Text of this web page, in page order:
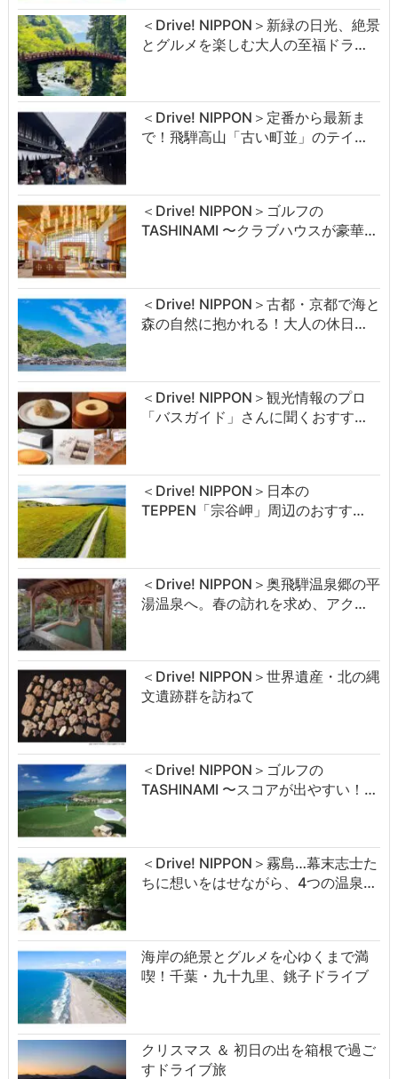
＜Drive! NIPPON＞新緑の日光、絶景
とグルメを楽しむ大人の至福ドラ…
＜Drive! NIPPON＞定番から最新ま
で！飛騨高山「古い町並」のテイ…
＜Drive! NIPPON＞ゴルフの
TASHINAMI 〜クラブハウスが豪華…
＜Drive! NIPPON＞古都・京都で海と
森の自然に抱かれる！大人の休日…
＜Drive! NIPPON＞観光情報のプロ
「バスガイド」さんに聞くおすす…
＜Drive! NIPPON＞日本の
TEPPEN「宗谷岬」周辺のおすす…
＜Drive! NIPPON＞奥飛騨温泉郷の平
湯温泉へ。春の訪れを求め、アク…
＜Drive! NIPPON＞世界遺産・北の縄
文遺跡群を訪ねて
＜Drive! NIPPON＞ゴルフの
TASHINAMI 〜スコアが出やすい！…
＜Drive! NIPPON＞霧島…幕末志士た
ちに想いをはせながら、4つの温泉…
海岸の絶景とグルメを心ゆくまで満
喫！千葉・九十九里、銚子ドライブ
クリスマス ＆ 初日の出を箱根で過ご
すドライブ旅